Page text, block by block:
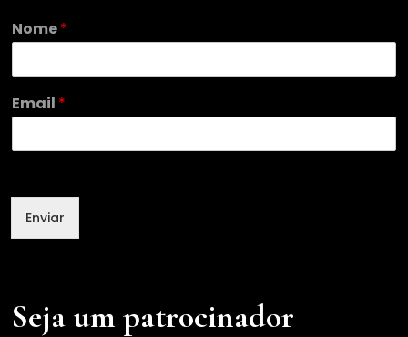
Nome*
N
o
e
a
l
e
Email *
Enviar
Seja um patrocinador